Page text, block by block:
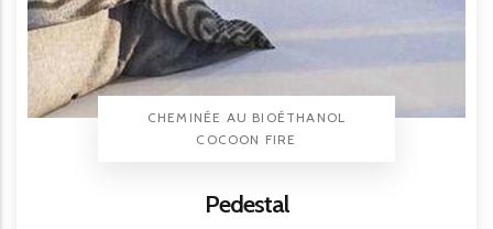
TYPE PRODUIT
CHEMINÉE AU BIOÉTHANOL
COCOON FIRE
Pedestal